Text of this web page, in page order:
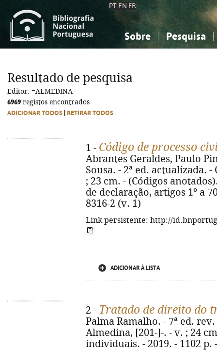
PT EN FR
Sobre Pesquisa
Ciências sociais...
Ciências sociais...
Resultado de pesquisa
Editor: =ALMEDINA
6969 registos encontrados
ADICIONAR TODOS RETIRAR TODOS
1 - Código de processo
Abrantes Geraldes, Paulo
Sousa. - 2ª ed. actualizada.
; 23 cm. - (Códigos
de declaração, artigos 1º a
8316-2 (v. 1)
Link persistente: http://
ADICIONAR À LISTA
2 - Tratado de direito do
Palma Ramalho. - 7ª ed.
Almedina, [201-]-. - v. ; 24
individuais. - 2019. - 1102 p.